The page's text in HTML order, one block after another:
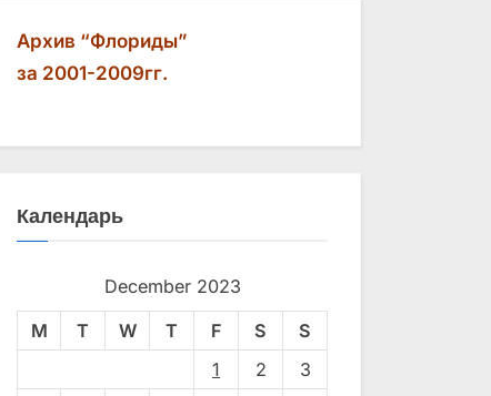
Архив “Флориды”
за 2001-2009гг.
Календарь
December 2023
M T W T F S
S
1
2 3